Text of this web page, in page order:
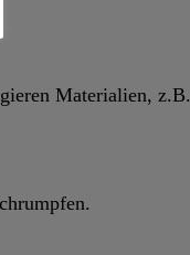
Materialien, z.B.